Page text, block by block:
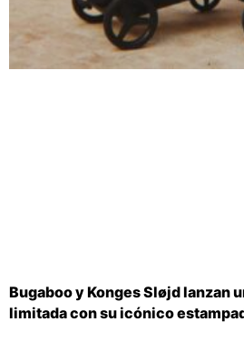
Bugaboo y Konges Sløjd lanzan
limitada con su icónico